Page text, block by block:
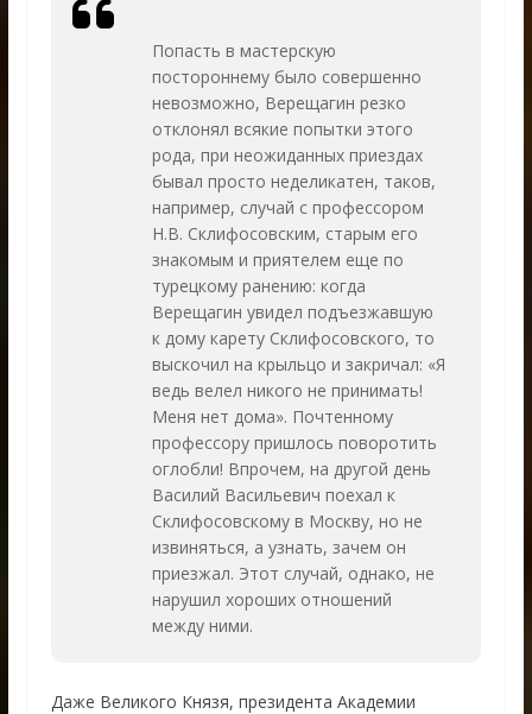
Попасть в мастерскую
постороннему было совершенно
невозможно, Верещагин резко
отклонял всякие попытки этого
рода, при неожиданных приездах
бывал просто неделикатен, таков,
например, случай с профессором
Н.В. Склифосовским, старым его
знакомым и приятелем еще по
турецкому ранению: когда
Верещагин увидел подъезжавшую
к дому карету Склифосовского, то
выскочил на крыльцо и закричал: «Я
ведь велел никого не принимать!
Меня нет дома». Почтенному
профессору пришлось поворотить
оглобли! Впрочем, на другой день
Василий Васильевич поехал к
Склифосовскому в Москву, но не
извиняться, а узнать, зачем он
приезжал. Этот случай, однако, не
нарушил хороших отношений
между ними.
Даже Великого Князя, президента Академии